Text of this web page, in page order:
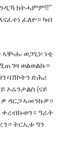
ክትሓምም!!”
ፈለዮ። ካብ
ኣቝሑ ወጋጊነ፡ ነቲ
ገዛ ወልወልኩ።
ባሽኮትን ድሕሪ
ኦሬንታልስ (ናይ
ዳርጋ ኣመንኩዎ።
ቀረብኩወን። ዓራት
ትርኢቱ ግን